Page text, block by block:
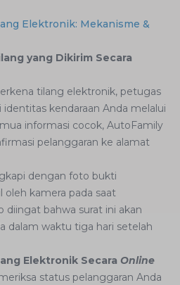
Elektronik: Mekanisme &
yang Dikirim Secara
tilang elektronik, petugas
kendaraan Anda melalui
informasi cocok, AutoFamily
pelanggaran ke alamat
dengan foto bukti
oleh kamera pada saat
diingat bahwa surat ini akan
dalam waktu tiga hari setelah
Elektronik Secara Online
status pelanggaran Anda